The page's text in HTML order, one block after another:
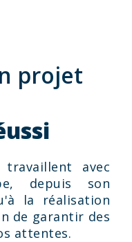
projet
travaillent avec
depuis son
la réalisation
de garantir des
attentes.